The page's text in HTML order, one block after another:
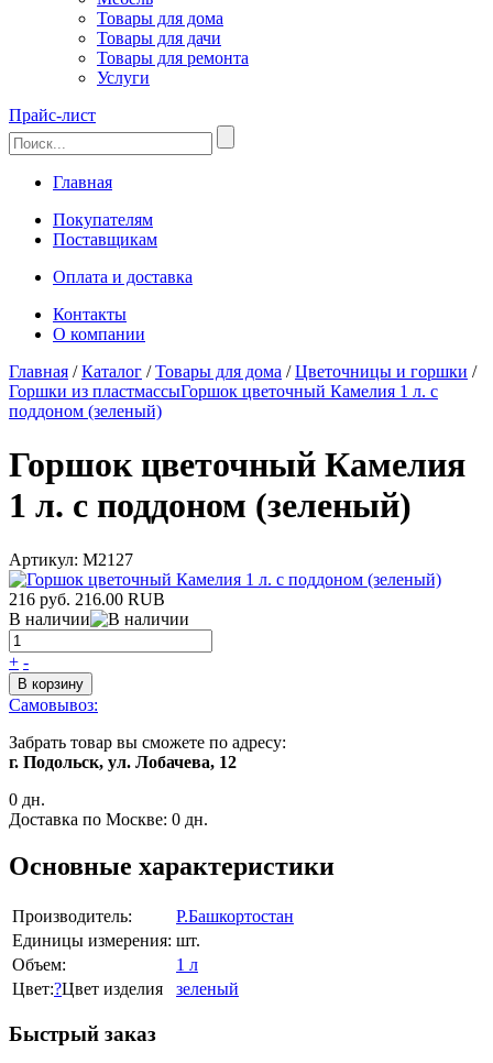
Товары для дома
Товары для дачи
Товары для ремонта
Услуги
Прайс-лист
Главная
Покупателям
Поставщикам
Оплата и доставка
Контакты
О компании
Главная /Каталог /Товары для дома /Цветочницы и горшки /
Горшки из пластмассыГоршок цветочный Камелия 1 л. с
поддоном (зеленый)
Горшок цветочный Камелия
1 л. с поддоном (зеленый)
Артикул: М2127
216 руб. 216.00 RUB
В наличии
+ -
В корзину
Самовывоз:
Забрать товар вы сможете по адресу:
г. Подольск, ул. Лобачева, 12
0 дн.
Доставка по Москве: 0 дн.
Основные характеристики
Производитель:
Р.Башкортостан
Единицы измерения: шт.
Объем:
1 л
Цвет:?Цвет изделия зеленый
Быстрый заказ